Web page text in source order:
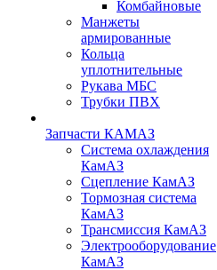
Комбайновые
Манжеты
армированные
Кольца
уплотнительные
Рукава МБС
Трубки ПВХ
Запчасти КАМАЗ
Система охлаждения
КамАЗ
Сцепление КамАЗ
Тормозная система
КамАЗ
Трансмиссия КамАЗ
Электрооборудование
КамАЗ